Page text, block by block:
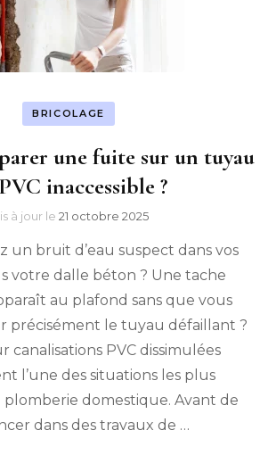
BRICOLAGE
une fuite sur un tuyau
inaccessible ?
à jour le 21 octobre 2025
un bruit d’eau suspect dans vos
votre dalle béton ? Une tache
au plafond sans que vous
précisément le tuyau défaillant ?
canalisations PVC dissimulées
l’une des situations les plus
domestique. Avant de
dans des travaux de …